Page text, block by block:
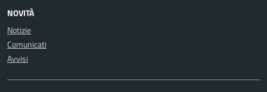
NOVITÀ
Notizie
Comunicati
Avvisi